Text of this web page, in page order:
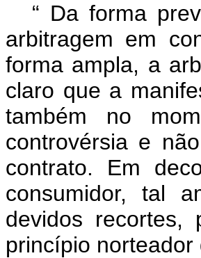
“ Da forma
arbitragem em
forma ampla, a
claro que a
também no
controvérsia e
contrato. Em
consumidor, tal
devidos recortes,
princípio